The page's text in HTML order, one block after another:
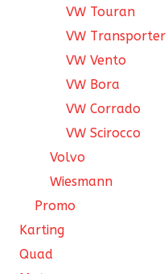
VW Touran
VW Transporter
VW Vento
VW Bora
VW Corrado
VW Scirocco
Volvo
Wiesmann
Promo
Karting
Quad